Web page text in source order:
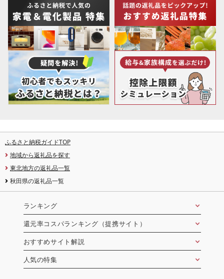
ふるさと納税ガイドTOP
地域から返礼品を探す
東北地方の返礼品一覧
秋田県の返礼品一覧
ランキング
還元率コスパランキング（提携サイト）
おすすめサイト解説
人気の特集